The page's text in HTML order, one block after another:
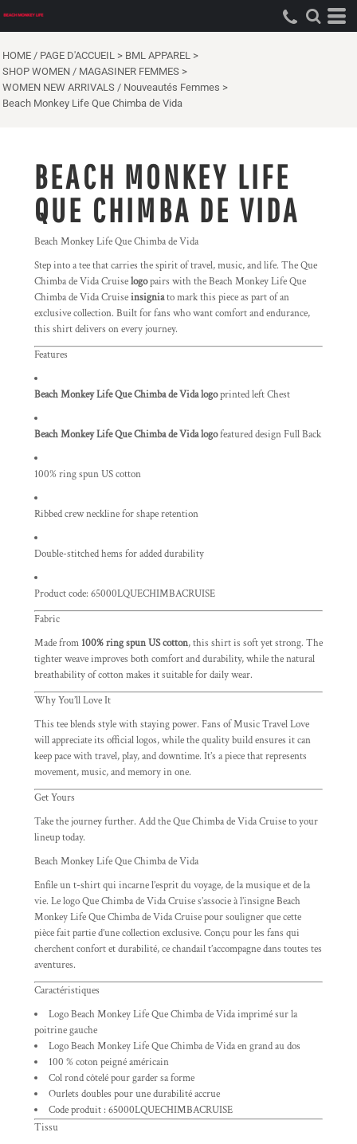
HOME / PAGE D'ACCUEIL > BML APPAREL >
SHOP WOMEN / MAGASINER FEMMES >
WOMEN NEW ARRIVALS / Nouveautés Femmes >
Beach Monkey Life Que Chimba de Vida
BEACH MONKEY LIFE
QUE CHIMBA DE VIDA
Beach Monkey Life Que Chimba de Vida
Step into a tee that carries the spirit of travel, music, and life. The Que
Chimba de Vida Cruiselogopairs with the Beach Monkey Life Que
Chimba de Vida Cruiseinsigniato mark this piece as part of an
exclusive collection. Built for fans who want comfort and endurance,
this shirt delivers on every journey.
Features
Beach Monkey Life Que Chimba de Vida logoprinted left Chest
Beach Monkey Life Que Chimba de Vida logofeatured design Full Back
100% ring spun US cotton
Ribbed crew neckline for shape retention
Double-stitched hems for added durability
Product code: 65000LQUECHIMBACRUISE
Fabric
Made from 100% ring spun US cotton, this shirt is soft yet strong. The
tighter weave improves both comfort and durability, while the natural
breathability of cotton makes it suitable for daily wear.
Why You’ll Love It
This tee blends style with staying power. Fans of Music Travel Love
will appreciate its official logos, while the quality build ensures it can
keep pace with travel, play, and downtime. It’s a piece that represents
movement, music, and memory in one.
Get Yours
Take the journey further. Add the Que Chimba de Vida Cruise to your
lineup today.
Beach Monkey Life Que Chimba de Vida
Enfile un t-shirt qui incarne l’esprit du voyage, de la musique et de la
vie. Le logo Que Chimba de Vida Cruise s’associe à l’insigne Beach
Monkey Life Que Chimba de Vida Cruise pour souligner que cette
pièce fait partie d’une collection exclusive. Conçu pour les fans qui
cherchent confort et durabilité, ce chandail t’accompagne dans toutes tes
aventures.
Caractéristiques
Logo Beach Monkey Life Que Chimba de Vida imprimé sur la
poitrine gauche
Logo Beach Monkey Life Que Chimba de Vida en grand au dos
100 % coton peigné américain
Col rond côtelé pour garder sa forme
Ourlets doubles pour une durabilité accrue
Code produit : 65000LQUECHIMBACRUISE
Tissu